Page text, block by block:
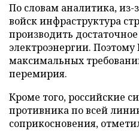
По словам аналитика, из-
войск инфраструктура
производить
электроэнергии. Поэтому
максимальных
перемирия.
Кроме того, российские
противника по всей
соприкосновения,